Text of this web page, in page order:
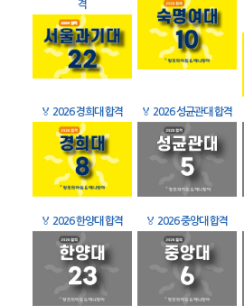
격
🏅 2026 경희대 합격 🏅 2026 성균관대 합격
🏅 2026 한양대 합격 🏅 2026 중앙대 합격